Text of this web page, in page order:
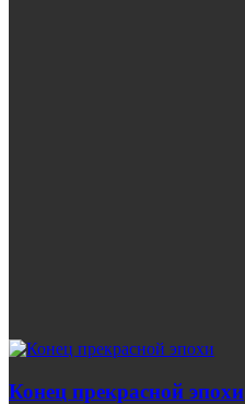
Конец прекрасной эпохи